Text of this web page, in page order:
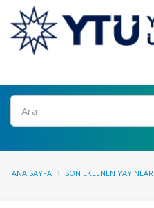
Ara
ANA SAYFA SON EKLENEN YAYINLAR